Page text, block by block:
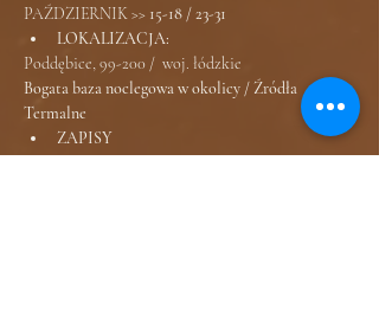
PAŹDZIERNIK >> 15-18 / 23-31
LOKALIZACJA:
Poddębice, 99-200 /  woj. łódzkie
Bogata baza noclegowa w okolicy / Źródła
Termalne
ZAPISY